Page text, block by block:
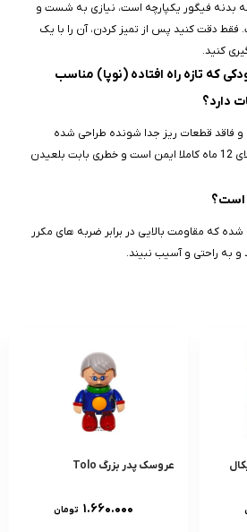
بدنه فیگور یکپارچه است، نیازی به شست‌ و
دقت کنید پس از تمیز کردن، آن را با یک
کنید.
که تازه راه افتاده (نوپا) مناسب
دارد؟
فاقد قطعات ریز جدا شونده طراحی شده
است. بنابراین برای کودکان بالای 12 ماه کاملا ایمن است و خطری بابت بلعیدن
است؟
که مقاومت بالایی در برابر ضربه های مکرر
و به‌ راحتی و آسیب نبیند.
عروسک پدر بزرگ Tolo
۱.۶۶۰.۰۰۰ تومان